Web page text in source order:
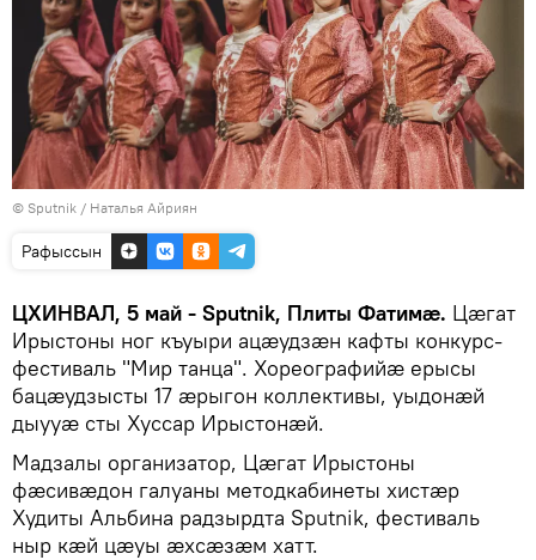
© Sputnik / Наталья Айриян
Рафыссын
ЦХИНВАЛ, 5 май - Sputnik, Плиты Фатимӕ. Цӕгат
Ирыстоны ног къуыри ацӕудзӕн кафты конкурс-
фестиваль "Мир танца". Хореографийӕ ерысы
бацӕудзысты 17 ӕрыгон коллективы, уыдонӕй
дыууӕ сты Хуссар Ирыстонӕй.
Мадзалы организатор, Цӕгат Ирыстоны
фӕсивӕдон галуаны методкабинеты хистӕр
Худиты Альбина радзырдта Sputnik, фестиваль
ныр кӕй цӕуы ӕхсӕзӕм хатт.